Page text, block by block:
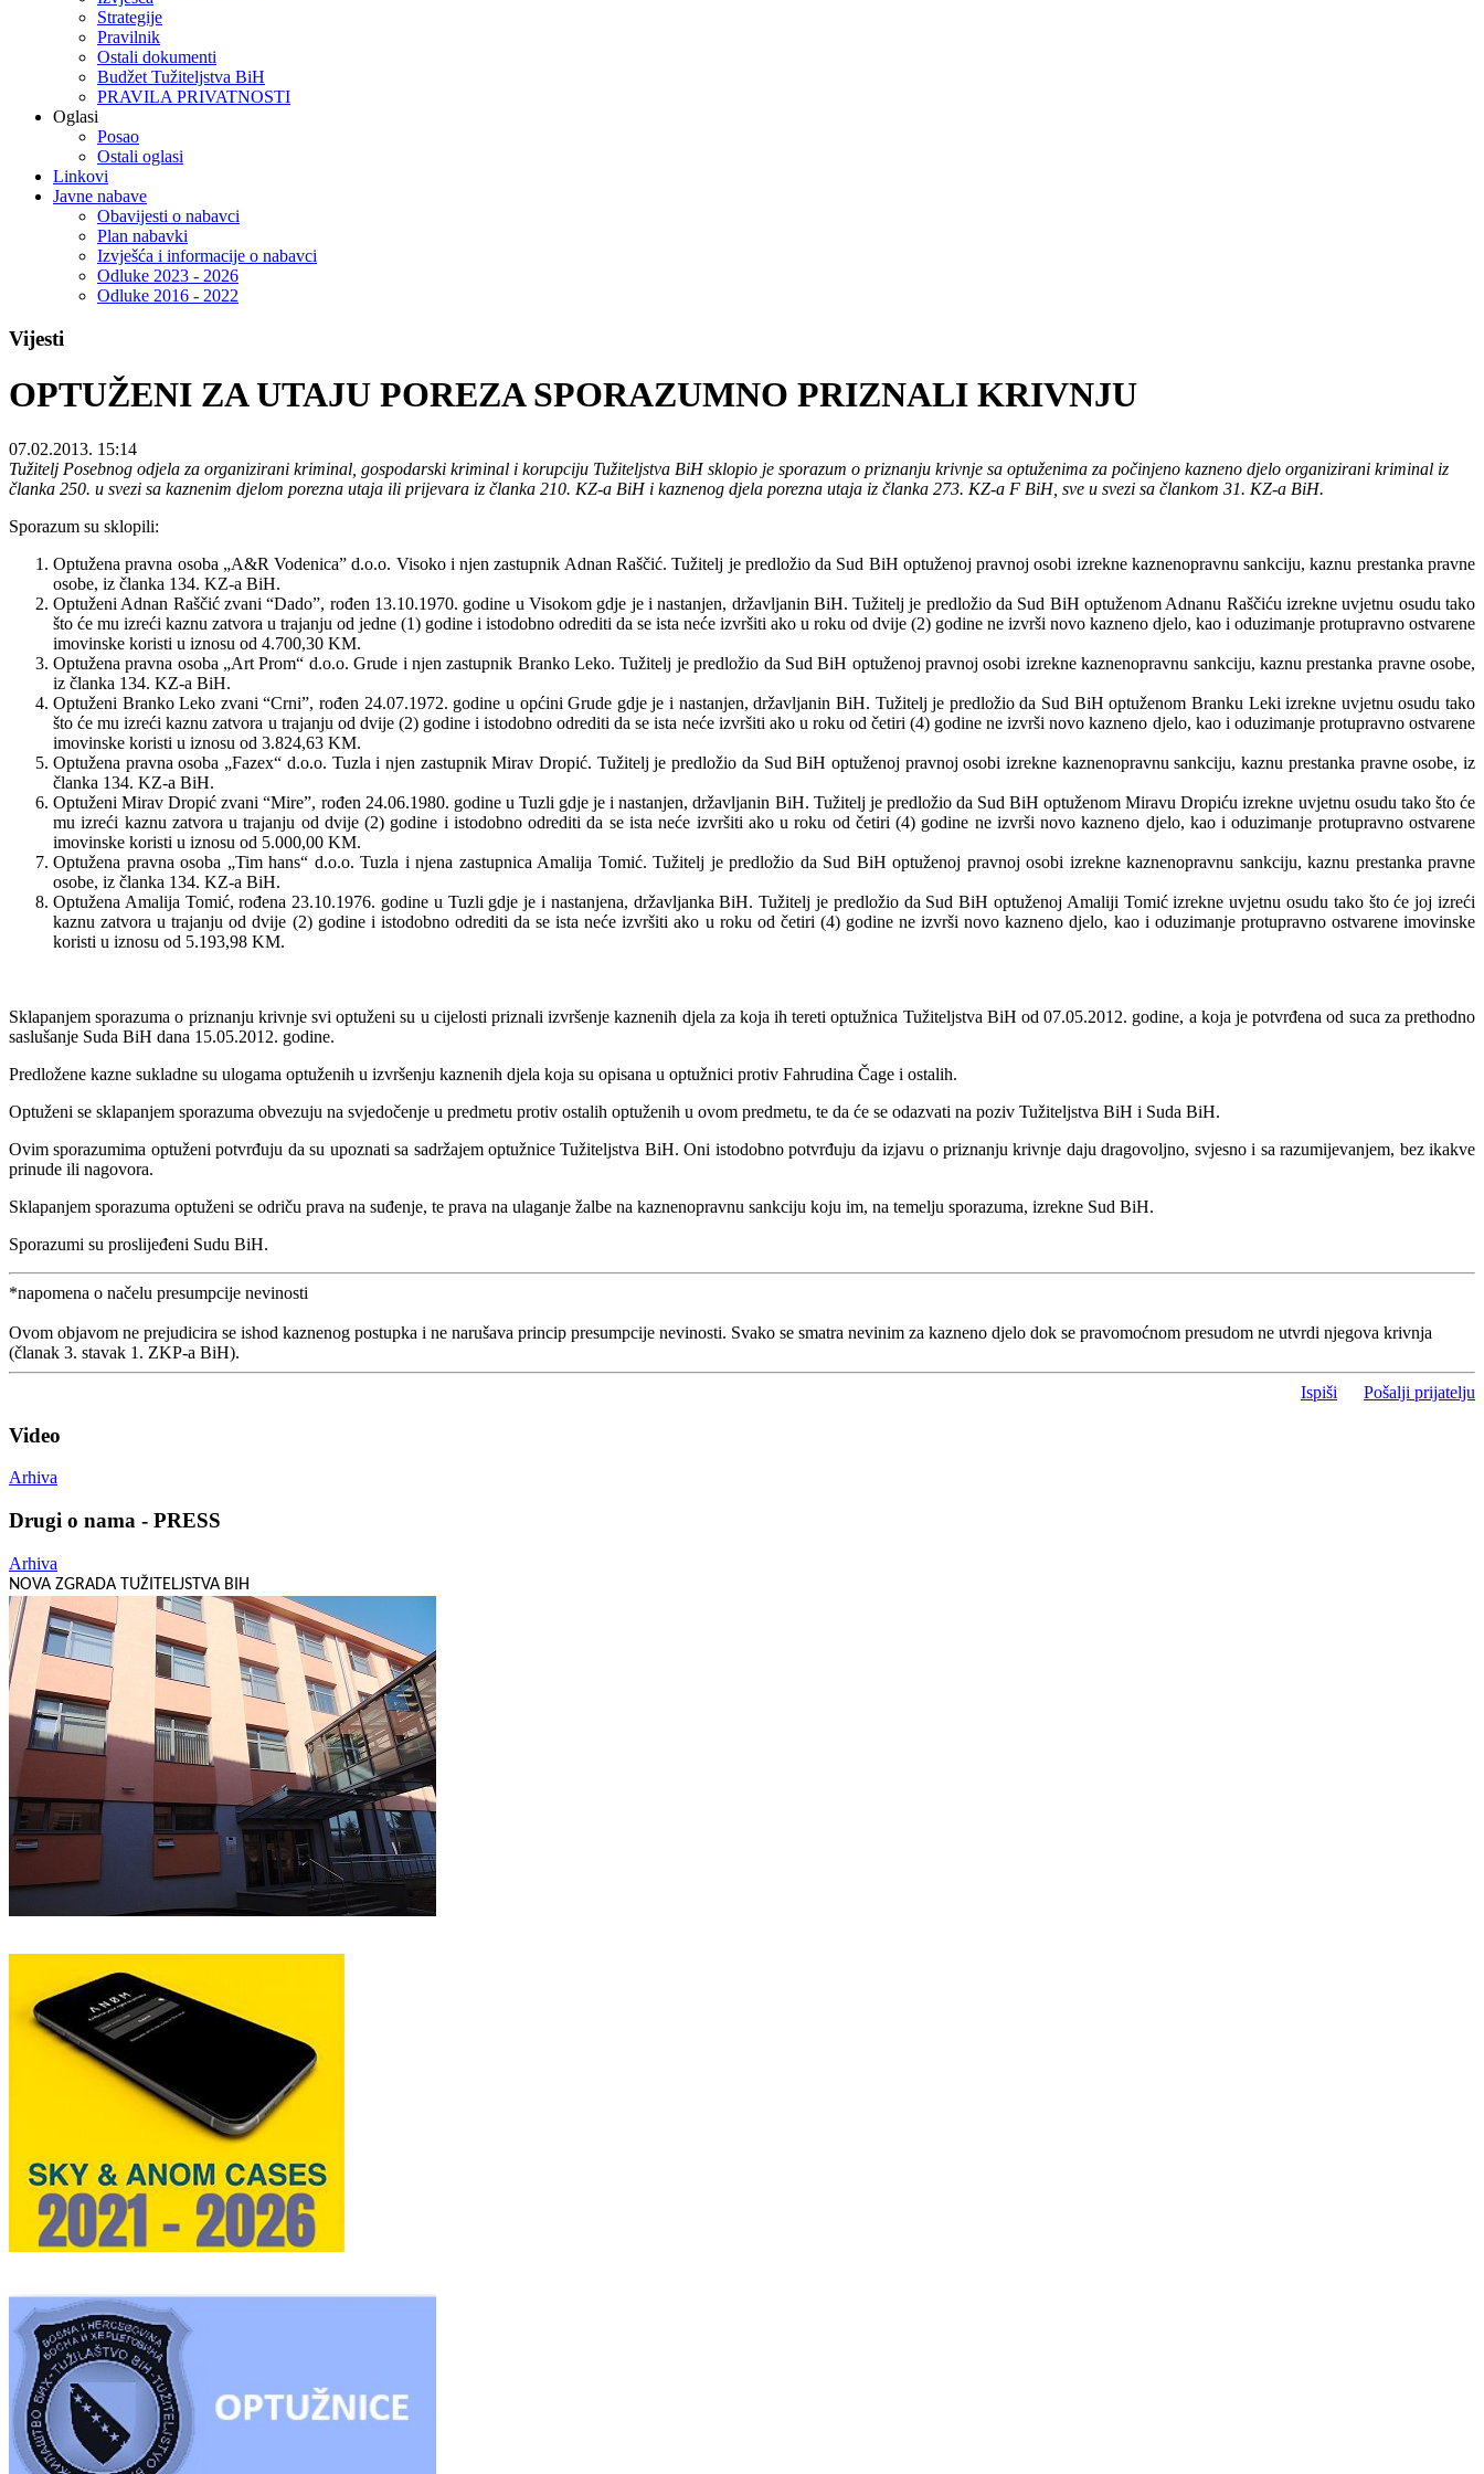
Strategije
Pravilnik
Ostali dokumenti
Budžet Tužiteljstva BiH
PRAVILA PRIVATNOSTI
Oglasi
Posao
Ostali oglasi
Linkovi
Javne nabave
Obavijesti o nabavci
Plan nabavki
Izvješća i informacije o nabavci
Odluke 2023 - 2026
Odluke 2016 - 2022
Vijesti
OPTUŽENI ZA UTAJU POREZA SPORAZUMNO PRIZNALI KRIVNJU
07.02.2013. 15:14
Tužitelj Posebnog odjela za organizirani kriminal, gospodarski kriminal i korupciju Tužiteljstva BiH sklopio je sporazum o priznanju krivnje sa optuženima za počinjeno kazneno djelo organizirani kriminal iz
članka 250. u svezi sa kaznenim djelom poreznа utajа ili prijevarа iz članka 210. KZ-a BiH i kaznenog djela poreznа utajа iz članka 273. KZ-a F BiH, sve u svezi sa člankom 31. KZ-a BiH.
Sporazum su sklopili:
Optužena pravna osoba „A&R Vodenica” d.o.o. Visoko i njen zastupnik Adnan Raščić.Tužitelj je predložio da Sud BiH optuženoj pravnoj osobi izrekne kaznenopravnu sankciju, kaznu prestanka pravne
osobe, iz članka 134. KZ-a BiH.
Optuženi Adnan Raščić zvani “Dado”, rođen 13.10.1970. godine u Visokom gdje je i nastanjen, državljanin BiH. Tužitelj je predložio da Sud BiH optuženom Adnanu Raščiću izrekne uvjetnu osudu tako
što će mu izreći kaznu zatvora u trajanju od jedne (1) godine i istodobno odrediti da se ista neće izvršiti ako u roku od dvije (2) godine ne izvrši novo kazneno djelo, kao i oduzimanje protupravno ostvarene
imovinske koristi u iznosu od 4.700,30 KM.
Optužena pravna osoba „Art Prom“ d.o.o. Grude i njen zastupnik Branko Leko. Tužitelj je predložio da Sud BiH optuženoj pravnoj osobi izrekne kaznenopravnu sankciju, kaznu prestanka pravne osobe,
iz članka 134. KZ-a BiH.
Optuženi Branko Leko zvani “Crni”, rođen 24.07.1972. godine u općini Grude gdje je i nastanjen, državljanin BiH. Tužitelj je predložio da Sud BiH optuženom Branku Leki izrekne uvjetnu osudu tako
što će mu izreći kaznu zatvora u trajanju od dvije (2) godine i istodobno odrediti da se ista neće izvršiti ako u roku od četiri (4) godine ne izvrši novo kazneno djelo, kao i oduzimanje protupravno ostvarene
imovinske koristi u iznosu od 3.824,63 KM.
Optužena pravna osoba „Fazex“ d.o.o. Tuzla i njen zastupnik Mirav Dropić. Tužitelj je predložio da Sud BiH optuženoj pravnoj osobi izrekne kaznenopravnu sankciju, kaznu prestanka pravne osobe, iz
članka 134. KZ-a BiH.
Optuženi Mirav Dropić zvani “Mire”, rođen 24.06.1980. godine u Tuzli gdje je i nastanjen, državljanin BiH. Tužitelj je predložio da Sud BiH optuženom Miravu Dropiću izrekne uvjetnu osudu tako što će
mu izreći kaznu zatvora u trajanju od dvije (2) godine i istodobno odrediti da se ista neće izvršiti ako u roku od četiri (4) godine ne izvrši novo kazneno djelo, kao i oduzimanje protupravno ostvarene
imovinske koristi u iznosu od 5.000,00 KM.
Optužena pravna osoba „Tim hans“ d.o.o. Tuzla i njena zastupnica Amalija Tomić. Tužitelj je predložio da Sud BiH optuženoj pravnoj osobi izrekne kaznenopravnu sankciju, kaznu prestanka pravne
osobe, iz članka 134. KZ-a BiH.
Optužena Amalija Tomić, rođena 23.10.1976. godine u Tuzli gdje je i nastanjena, državljanka BiH. Tužitelj je predložio da Sud BiH optuženoj Amaliji Tomić izrekne uvjetnu osudu tako što će joj izreći
kaznu zatvora u trajanju od dvije (2) godine i istodobno odrediti da se ista neće izvršiti ako u roku od četiri (4) godine ne izvrši novo kazneno djelo, kao i oduzimanje protupravno ostvarene imovinske
koristi u iznosu od 5.193,98 KM.
Sklapanjem sporazuma o priznanju krivnje svi optuženi su u cijelosti priznali izvršenje kaznenih djela za kojа ih tereti optužnica Tužiteljstva BiH od 07.05.2012. godine, a koja je potvrđena od suca za prethodno
saslušanje Suda BiH dana 15.05.2012. godine.
Predložene kazne sukladne su ulogama optuženih u izvršenju kaznenih djela koja su opisana u optužnici protiv Fahrudina Čage i ostalih.
Optuženi se sklapanjem sporazuma obvezuju na svjedočenje u predmetu protiv ostalih optuženih u ovom predmetu, te da će se odazvati na poziv Tužiteljstva BiH i Suda BiH.
Ovim sporazumima optuženi potvrđuju da su upoznati sa sadržajem optužnice Tužiteljstva BiH. Oni istodobno potvrđuju da izjavu o priznanju krivnje daju dragovoljno, svjesno i sa razumijevanjem, bez ikakve
prinude ili nagovora.
Sklapanjem sporazuma optuženi se odriču prava na suđenje, te prava na ulaganje žalbe na kaznenopravnu sankciju koju im, na temelju sporazuma, izrekne Sud BiH.
Sporazumi su proslijeđeni Sudu BiH.
*napomena o načelu presumpcije nevinosti
Ovom objavom ne prejudicira se ishod kaznenog postupka i ne narušava princip presumpcije nevinosti. Svako se smatra nevinim za kazneno djelo dok se pravomoćnom presudom ne utvrdi njegova krivnja
(članak 3. stavak 1. ZKP-a BiH).
Ispiši Pošalji prijatelju
Video
Arhiva
Drugi o nama - PRESS
Arhiva
NOVA ZGRADA TUŽITELJSTVA BIH